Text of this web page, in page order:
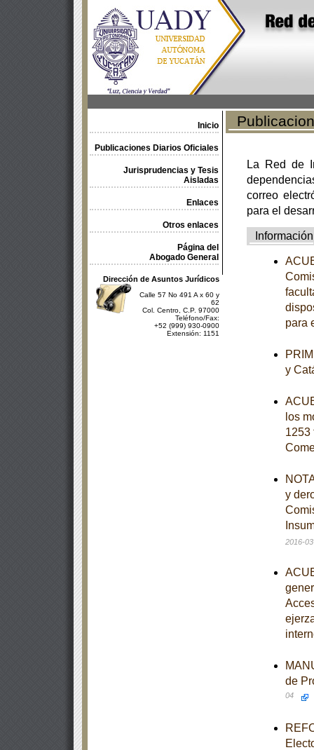
Inicio
Publicaciones Diarios Oficiales
Jurisprudencias y Tesis
Aisladas
Enlaces
Otros enlaces
Página del
Abogado General
Dirección de Asuntos Jurídicos
Calle 57 No 491 A x 60 y
62
Col. Centro, C.P. 97000
Teléfono/Fax:
+52 (999) 930-0900
Extensión: 1151
La Red de
correo
para el
Información
para
y
los
1253
y
2016-
de
04